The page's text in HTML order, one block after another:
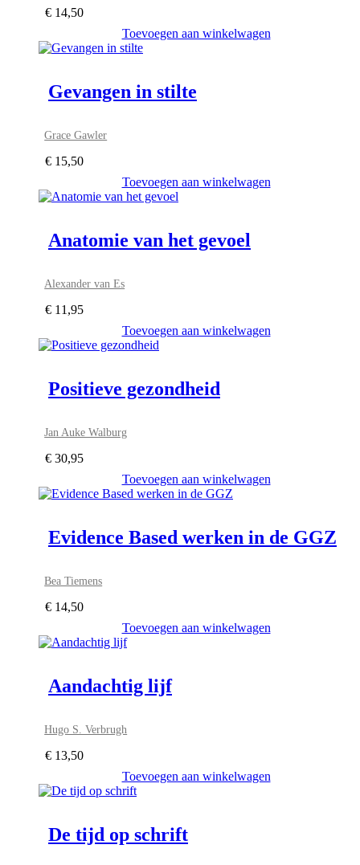
€ 14,50
Toevoegen aan winkelwagen
Gevangen in stilte
Grace Gawler
€ 15,50
Toevoegen aan winkelwagen
Anatomie van het gevoel
Alexander van Es
€ 11,95
Toevoegen aan winkelwagen
Positieve gezondheid
Jan Auke Walburg
€ 30,95
Toevoegen aan winkelwagen
Evidence Based werken in de GGZ
Bea Tiemens
€ 14,50
Toevoegen aan winkelwagen
Aandachtig lijf
Hugo S. Verbrugh
€ 13,50
Toevoegen aan winkelwagen
De tijd op schrift